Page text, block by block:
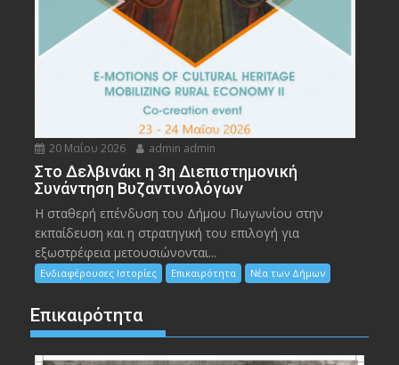
20 Μαΐου 2026 admin admin
Στο Δελβινάκι η 3η Διεπιστημονική
Συνάντηση Βυζαντινολόγων
Η σταθερή επένδυση του Δήμου Πωγωνίου στην
εκπαίδευση και η στρατηγική του επιλογή για
εξωστρέφεια μετουσιώνονται...
Ενδιαφέρουσες Ιστορίες Επικαιρότητα Νέα των Δήμων
Επικαιρότητα